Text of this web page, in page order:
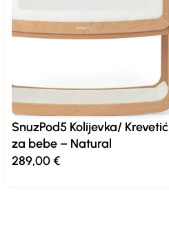
SnuzPod5 Kolijevka/ Krevetić
za bebe – Natural
289,00€